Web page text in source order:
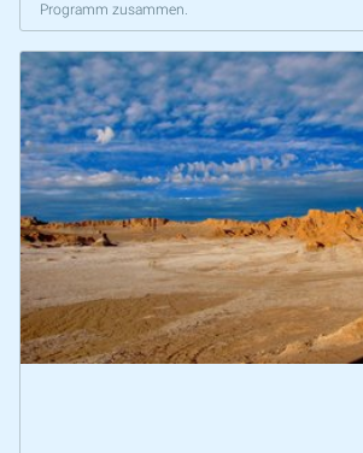
Programm zusammen.